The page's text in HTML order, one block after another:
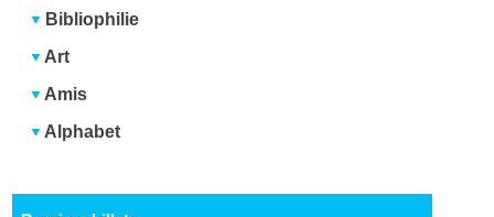
Bibliophilie
Art
Amis
Alphabet